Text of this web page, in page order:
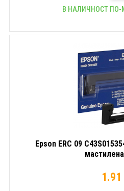
В НАЛИЧНОСТ ПО-
Epson ERC 09
1.91